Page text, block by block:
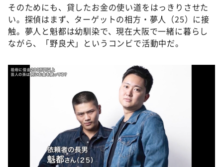
そのためにも、貸したお金の使い道をはっきりさせた
い。探偵はまず、ターゲットの相方・夢人（25）に接
触。夢人と魁都は幼馴染で、現在大阪で一緒に暮らし
ながら、「野良犬」というコンビで活動中だ。